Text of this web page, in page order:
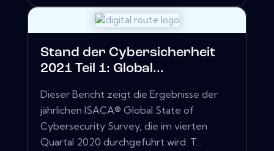
Stand der Cybersicherheit
2021 Teil 1: Global...
Dieser Bericht zeigt die Ergebnisse der
jährlichen ISACA® Global State of
Cybersecurity Survey, die im vierten
Quartal 2020 durchgeführt wird. T...